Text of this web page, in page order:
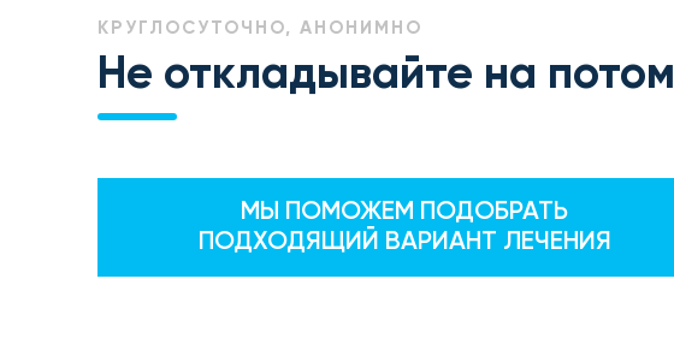
КРУГЛОСУТОЧНО, АНОНИМНО
Не откладывайте на потом
МЫ ПОМОЖЕМ ПОДОБРАТЬ
ПОДХОДЯЩИЙ ВАРИАНТ ЛЕЧЕНИЯ